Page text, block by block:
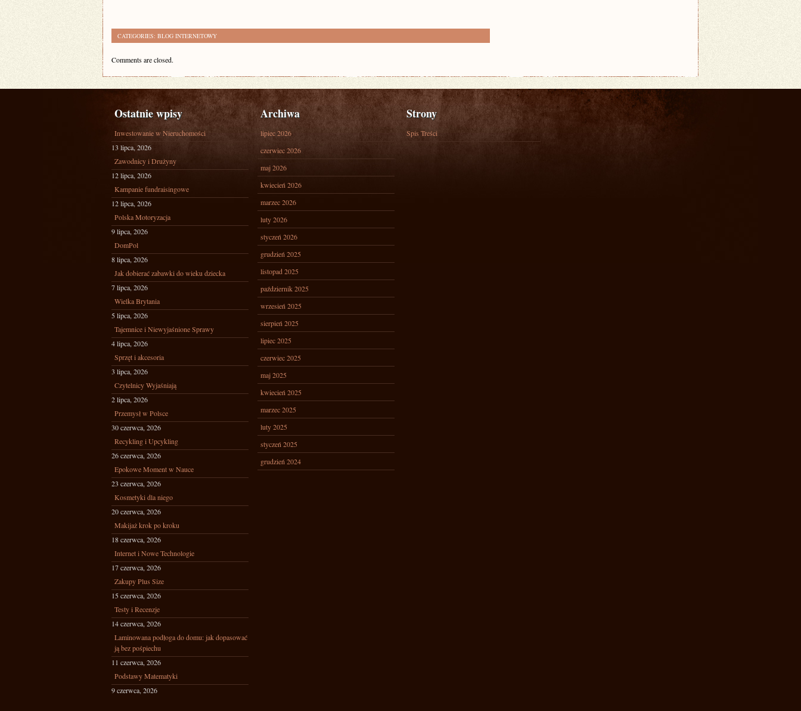
CATEGORIES: BLOG INTERNETOWY
Comments are closed.
Ostatnie wpisy
Inwestowanie w Nieruchomości
13 lipca, 2026
Zawodnicy i Drużyny
12 lipca, 2026
Kampanie fundraisingowe
12 lipca, 2026
Polska Motoryzacja
9 lipca, 2026
DomPol
8 lipca, 2026
Jak dobierać zabawki do wieku dziecka
7 lipca, 2026
Wielka Brytania
5 lipca, 2026
Tajemnice i Niewyjaśnione Sprawy
4 lipca, 2026
Sprzęt i akcesoria
3 lipca, 2026
Czytelnicy Wyjaśniają
2 lipca, 2026
Przemysł w Polsce
30 czerwca, 2026
Recykling i Upcykling
26 czerwca, 2026
Epokowe Moment w Nauce
23 czerwca, 2026
Kosmetyki dla niego
20 czerwca, 2026
Makijaż krok po kroku
18 czerwca, 2026
Internet i Nowe Technologie
17 czerwca, 2026
Zakupy Plus Size
15 czerwca, 2026
Testy i Recenzje
14 czerwca, 2026
Laminowana podłoga do domu: jak dopasować
ją bez pośpiechu
11 czerwca, 2026
Podstawy Matematyki
9 czerwca, 2026
Archiwa
lipiec 2026
czerwiec 2026
maj 2026
kwiecień 2026
marzec 2026
luty 2026
styczeń 2026
grudzień 2025
listopad 2025
październik 2025
wrzesień 2025
sierpień 2025
lipiec 2025
czerwiec 2025
maj 2025
kwiecień 2025
marzec 2025
luty 2025
styczeń 2025
grudzień 2024
Strony
Spis Treści